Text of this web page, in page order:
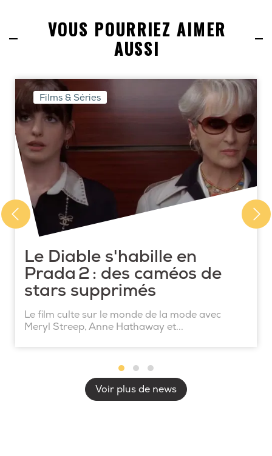
VOUS POURRIEZ AIMER
AUSSI
Films & Séries
Le Diable s'habille en
Prada 2 : des caméos de
stars supprimés
Le film culte sur le monde de la mode avec
Meryl Streep, Anne Hathaway et...
Voir plus de news